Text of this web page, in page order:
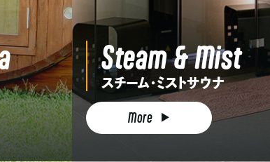
Steam & Mist
スチーム・ミストサウナ
More